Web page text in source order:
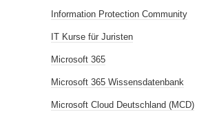
Information Protection Community
IT Kurse für Juristen
Microsoft 365
Microsoft 365 Wissensdatenbank
Microsoft Cloud Deutschland (MCD)